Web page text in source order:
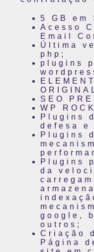
5 GB em
Acesso
Email
Última
php;
plugins
SEO
WP
Plugins
defesa e
Plugins
Plugins
da
google,
outros;
Criação
Página